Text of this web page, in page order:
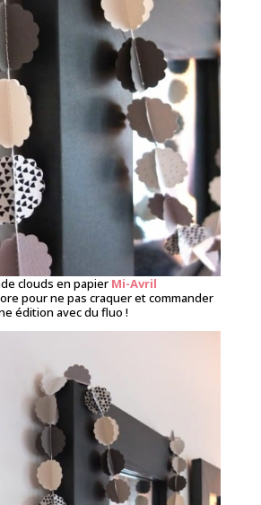
clouds en papier Mi-Avril
pour ne pas craquer et commander
édition avec du fluo !